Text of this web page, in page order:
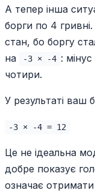
А тепер інша
борги по 4
стан, бо боргу
на
-3 × -4 :
чотири.
У результаті ваш
-3 × -4 = 12
Це не ідеальна
добре показує
означає